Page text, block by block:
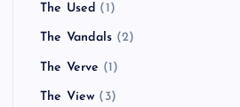
The Used (1)
The Vandals (2)
The Verve (1)
The View (3)